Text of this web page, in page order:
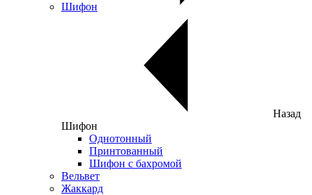
Шифон
Назад
Шифон
Однотонный
Принтованный
Шифон с бахромой
Вельвет
Жаккард